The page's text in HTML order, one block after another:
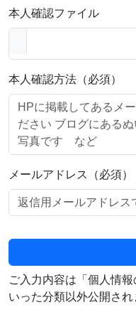
本人確認ファイル
本人確認方法（必須）
メールアドレス（必須）
ご入力内容は「個人情
いった分類以外公開され